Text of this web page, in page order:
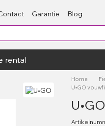
Garantie Blog
rental
Home
U•GO